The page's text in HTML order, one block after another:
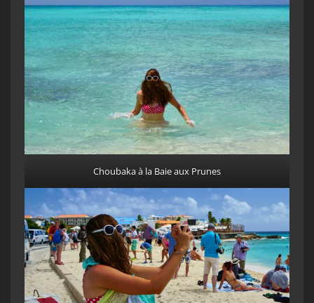
Choubaka à la Baie aux Prunes